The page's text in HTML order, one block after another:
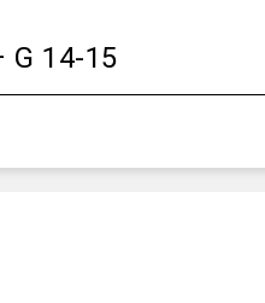
G 14-15